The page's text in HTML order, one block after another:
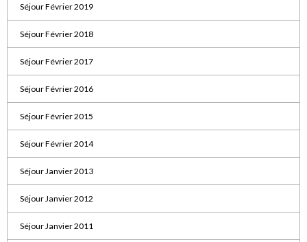
Séjour Février 2019
Séjour Février 2018
Séjour Février 2017
Séjour Février 2016
Séjour Février 2015
Séjour Février 2014
Séjour Janvier 2013
Séjour Janvier 2012
Séjour Janvier 2011